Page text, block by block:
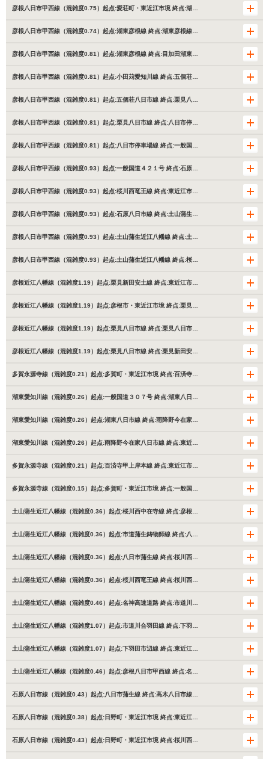
彦根八日市甲西線（混雑度0.75）起点:愛荘町・東近江市境 終点:湖…
彦根八日市甲西線（混雑度0.74）起点:湖東彦根線 終点:湖東彦根線…
彦根八日市甲西線（混雑度0.81）起点:湖東彦根線 終点:目加田湖東…
彦根八日市甲西線（混雑度0.81）起点:小田苅愛知川線 終点:五個荘…
彦根八日市甲西線（混雑度0.81）起点:五個荘八日市線 終点:栗見八…
彦根八日市甲西線（混雑度0.81）起点:栗見八日市線 終点:八日市停…
彦根八日市甲西線（混雑度0.81）起点:八日市停車場線 終点:一般国…
彦根八日市甲西線（混雑度0.93）起点:一般国道４２１号 終点:石原…
彦根八日市甲西線（混雑度0.93）起点:桜川西竜王線 終点:東近江市…
彦根八日市甲西線（混雑度0.93）起点:石原八日市線 終点:土山蒲生…
彦根八日市甲西線（混雑度0.93）起点:土山蒲生近江八幡線 終点:土…
彦根八日市甲西線（混雑度0.93）起点:土山蒲生近江八幡線 終点:桜…
彦根近江八幡線（混雑度1.19）起点:栗見新田安土線 終点:東近江市…
彦根近江八幡線（混雑度1.19）起点:彦根市・東近江市境 終点:栗見…
彦根近江八幡線（混雑度1.19）起点:栗見八日市線 終点:栗見八日市…
彦根近江八幡線（混雑度1.19）起点:栗見八日市線 終点:栗見新田安…
多賀永源寺線（混雑度0.21）起点:多賀町・東近江市境 終点:百済寺…
湖東愛知川線（混雑度0.26）起点:一般国道３０７号 終点:湖東八日…
湖東愛知川線（混雑度0.26）起点:湖東八日市線 終点:雨降野今在家…
湖東愛知川線（混雑度0.26）起点:雨降野今在家八日市線 終点:東近…
多賀永源寺線（混雑度0.21）起点:百済寺甲上岸本線 終点:東近江市…
多賀永源寺線（混雑度0.15）起点:多賀町・東近江市境 終点:一般国…
土山蒲生近江八幡線（混雑度0.36）起点:桜川西中在寺線 終点:彦根…
土山蒲生近江八幡線（混雑度0.36）起点:市道蒲生鋳物師線 終点:八…
土山蒲生近江八幡線（混雑度0.36）起点:八日市蒲生線 終点:桜川西…
土山蒲生近江八幡線（混雑度0.36）起点:桜川西竜王線 終点:桜川西…
土山蒲生近江八幡線（混雑度0.46）起点:名神高速道路 終点:市道川…
土山蒲生近江八幡線（混雑度1.07）起点:市道川合羽田線 終点:下羽…
土山蒲生近江八幡線（混雑度1.07）起点:下羽田市辺線 終点:東近江…
土山蒲生近江八幡線（混雑度0.46）起点:彦根八日市甲西線 終点:名…
石原八日市線（混雑度0.43）起点:八日市蒲生線 終点:高木八日市線…
石原八日市線（混雑度0.38）起点:日野町・東近江市境 終点:東近江…
石原八日市線（混雑度0.43）起点:日野町・東近江市境 終点:桜川西…